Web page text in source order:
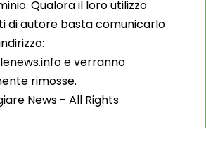
Qualora il loro utilizzo
di autore basta comunicarlo
e verranno
rimosse.
News - All Rights